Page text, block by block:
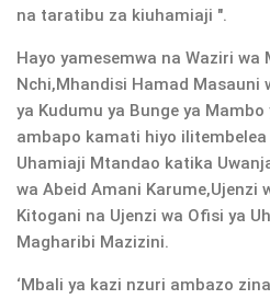
na taratibu za kiuhamiaji ".
Hayo yamesemwa na Waziri wa
Nchi,Mhandisi Hamad Masauni
ya Kudumu ya Bunge ya
ambapo kamati hiyo
Uhamiaji Mtandao katika
wa Abeid Amani Karume,Ujenzi
Kitogani na Ujenzi wa Ofisi ya
Magharibi Mazizini.
‘Mbali ya kazi nzuri ambazo